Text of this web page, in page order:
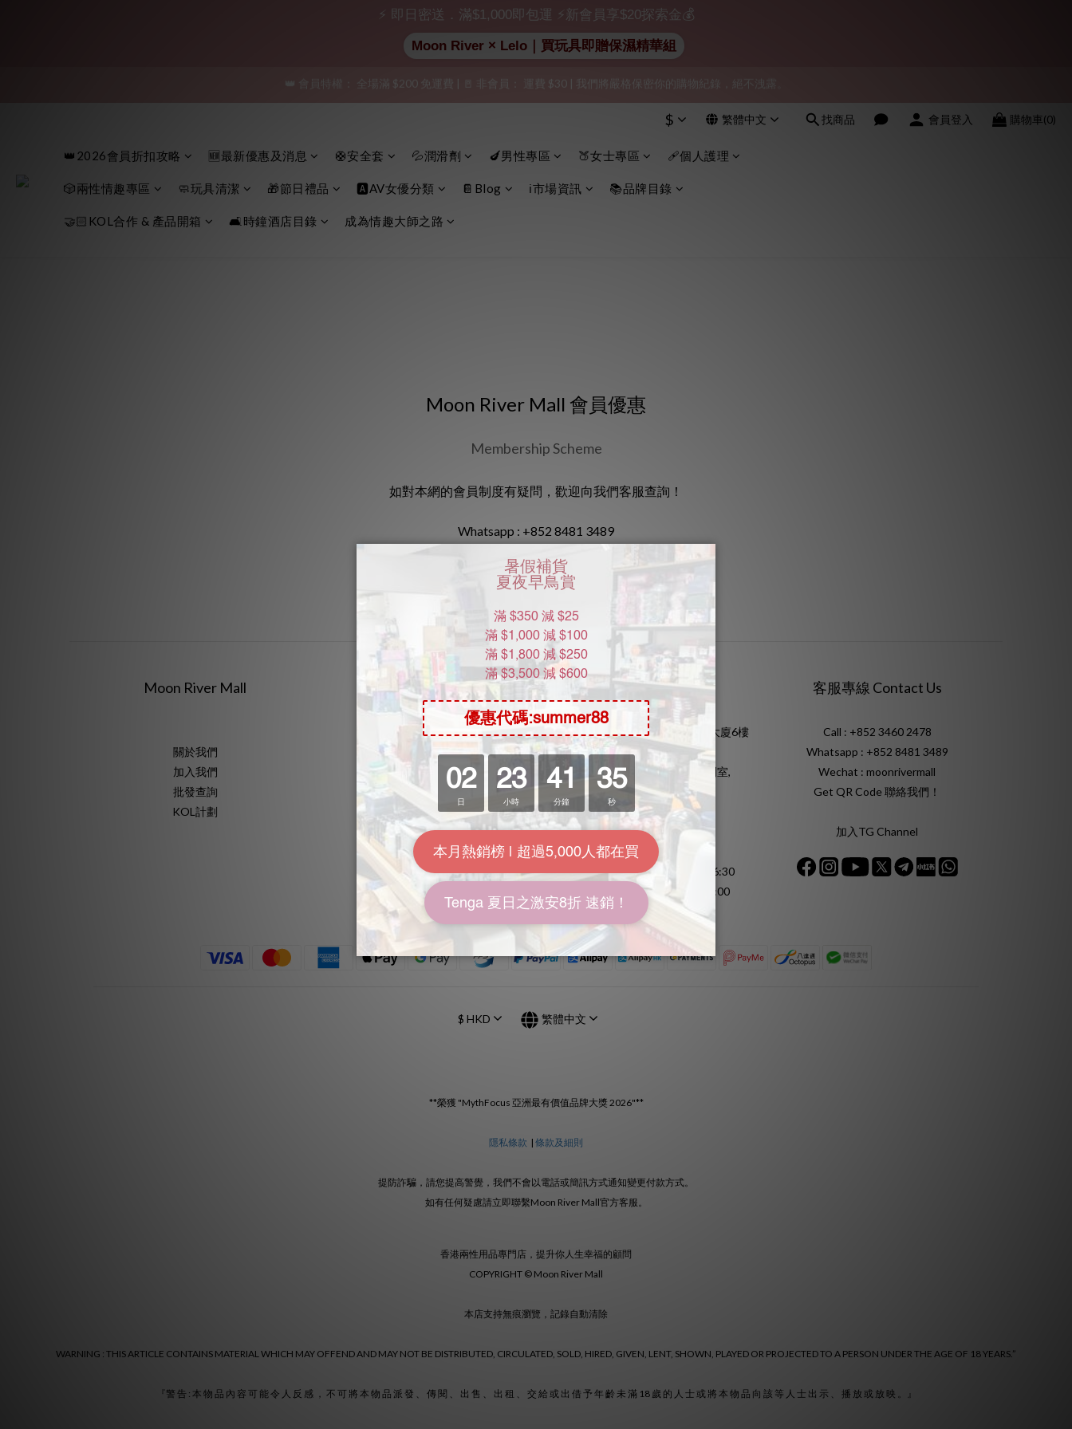
「保密出貨」（無店鋪資訊、一般紙箱）、隱私保護、加密付款、立即註冊成為會員！
加入會員即享$20購物金  訂單商品好評再享$15購物金
👑 會員特權： 全場滿 $200 免運費 | 🚪 非會員： 運費 $30 | 我們將嚴格保密你的購物紀錄，絕不洩露。
$ 繁體中文 找商品 會員登入 購物車(0)
👑2026會員折扣攻略 🆕最新優惠及消息 🛟安全套 💦潤滑劑 🍆男性專區 🍑女士專區 🩹個人護理
🎲兩性情趣專區 🧼玩具清潔 🎁節日禮品 🅰️AV女優分類 📔Blog ℹ️市場資訊 📚品牌目錄
🤝🏻KOL合作 & 產品開箱 🛋️時鐘酒店目錄 成為情趣大師之路
Moon River Mall 會員優惠
Membership Scheme
如對本網的會員制度有疑問，歡迎向我們客服查詢！
Whatsapp : +852 8481 3489
Whatsapp 查詢
Moon River Mall
關於我們
加入我們
批發查詢
KOL計劃
常用資訊
送貨包裝
付款方式
常見問題：一般用戶
退換貨政策
保修及更換
地址
香港九龍灣宏照道25號源發工業大廈6樓
612室
(歡迎預約參觀我們的私人陳列室,
Wtsapp : 852 8481 3489)
及 觀塘一千尺倉庫
營業時間
星期一至五 : 下午1:00 -> 下午6:30
星期六 : 上午11:00 -> 下午14:00
星期日及公眾假期休息
客服專線 Contact Us
Call : +852 3460 2478
Whatsapp : +852 8481 3489
Wechat : moonrivermall
Get QR Code 聯絡我們！
加入TG Channel
$ HKD 繁體中文
**榮獲 "MythFocus 亞洲最有價值品牌大獎 2026"**
隱私條款 | 條款及細則
提防詐騙，請您提高警覺，我們不會以電話或簡訊方式通知變更付款方式。
如有任何疑慮請立即聯繫Moon River Mall官方客服。
香港兩性用品專門店，提升你人生幸福的顧問
COPYRIGHT © Moon River Mall
本店支持無痕瀏覽，記錄自動清除
WARNING : THIS ARTICLE CONTAINS MATERIAL WHICH MAY OFFEND AND MAY NOT BE DISTRIBUTED, CIRCULATED, SOLD, HIRED, GIVEN, LENT, SHOWN, PLAYED OR PROJECTED TO A PERSON UNDER THE AGE OF 18 YEARS.”
『警 告 : 本 物 品 內 容 可 能 令 人 反 感 ， 不 可 將 本 物 品 派 發 、 傳 閱 、 出 售 、 出 租 、 交 給 或 出 借 予 年 齡 未 滿 18 歲 的 人 士 或 將 本 物 品 向 該 等 人 士 出 示 、 播 放 或 放 映 。』
⚡ 即日密送．滿$1,000即包運 ⚡新會員享$20探索金💰
Moon River × Lelo｜買玩具即贈保濕精華組